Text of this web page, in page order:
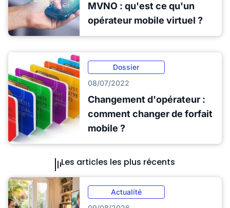
MVNO : qu'est ce qu'un
opérateur mobile virtuel ?
Dossier
08/07/2022
Changement d'opérateur :
comment changer de forfait
mobile ?
Les articles les plus récents
Actualité